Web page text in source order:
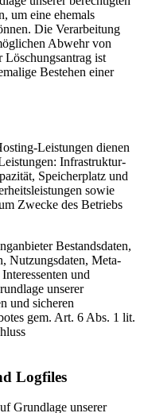
um eine ehemals
Die Verarbeitung
Abwehr von
ist
Bestehen einer
Leistungen dienen
Infrastruktur-
Speicherplatz und
sowie
Zwecke des Betriebs
Bestandsdaten,
Nutzungsdaten, Meta-
und
unserer
und sicheren
gem. Art. 6 Abs. 1 lit.
Logfiles
Grundlage unserer